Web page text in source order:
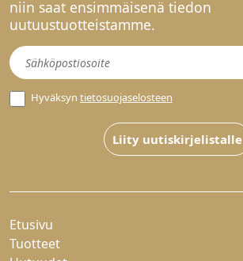
niin saat ensimmäisenä tiedon
uutuustuotteistamme.
Uutiskirje
Hyväksyn tietosuojaselosteen
Liity uutiskirjelistalle
Etusivu
Tuotteet